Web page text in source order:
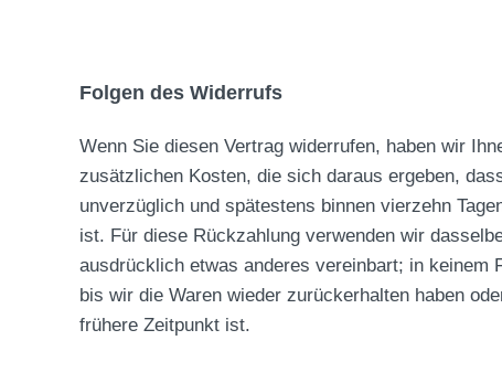
Folgen des Widerrufs
Wenn Sie diesen Vertrag widerrufen, haben wir
zusätzlichen Kosten, die sich daraus ergeben,
unverzüglich und spätestens binnen vierzehn
ist. Für diese Rückzahlung verwenden wir
ausdrücklich etwas anderes vereinbart; in keinem
bis wir die Waren wieder zurückerhalten haben
frühere Zeitpunkt ist.